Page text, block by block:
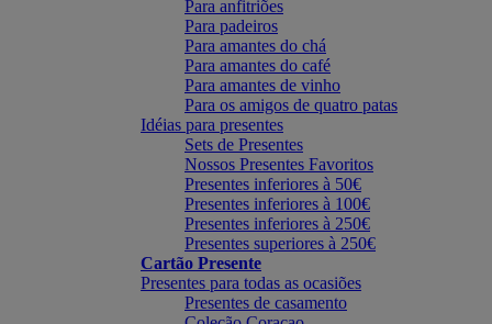
Para anfitriões
Para padeiros
Para amantes do chá
Para amantes do café
Para amantes de vinho
Para os amigos de quatro patas
Idéias para presentes
Sets de Presentes
Nossos Presentes Favoritos
Presentes inferiores à 50€
Presentes inferiores à 100€
Presentes inferiores à 250€
Presentes superiores à 250€
Cartão Presente
Presentes para todas as ocasiões
Presentes de casamento